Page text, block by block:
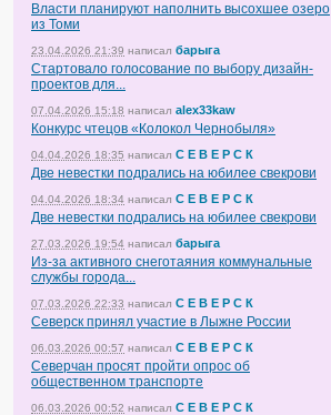
Власти планируют наполнить высохшее озеро
из Томи
23.04.2026 21:39 написал барыга
Стартовало голосование по выбору дизайн-
проектов для...
07.04.2026 15:18 написал alex33kaw
Конкурс чтецов «Колокол Чернобыля»
04.04.2026 18:35 написал С Е В Е Р С К
Две невестки подрались на юбилее свекрови
04.04.2026 18:34 написал С Е В Е Р С К
Две невестки подрались на юбилее свекрови
27.03.2026 19:54 написал барыга
Из-за активного снеготаяния коммунальные
службы города...
07.03.2026 22:33 написал С Е В Е Р С К
Северск принял участие в Лыжне России
06.03.2026 00:57 написал С Е В Е Р С К
Северчан просят пройти опрос об
общественном транспорте
06.03.2026 00:52 написал С Е В Е Р С К